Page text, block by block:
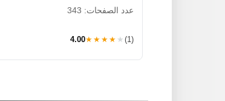
عدد الصفحات: 343
4.00★★★★★ (1)